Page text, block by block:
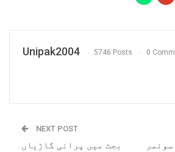
Unipak2004 5746 Posts 0
سوئمر
NEXT POST
بجٹ میں پرانی گاڑیاں